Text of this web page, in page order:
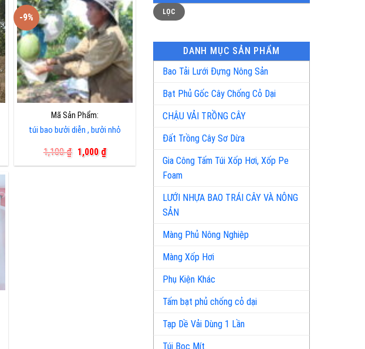
mới
nhất
-9%
Mã Sản Phẩm:
túi bao bưởi diễn , bưởi nhỏ
1,100₫ Giá
gốc
là:
1,000 ₫Giá
hiện
tại
Giá
thấp
nhất
Giá
cao
nhất
LỌC
DANH MỤC SẢN PHẨM
Bao Tải Lưới Đựng Nông Sản
Bạt Phủ Gốc Cây Chống Cỏ Dại
CHẬU VẢI TRỒNG CÂY
Đất Trồng Cây Sơ Dừa
Gia Công Tấm Túi Xốp Hơi, Xốp Pe
Foam
LƯỚI NHỰA BAO TRÁI CÂY VÀ NÔNG
SẢN
Màng Phủ Nông Nghiệp
Màng Xốp Hơi
Phụ Kiện Khác
Tấm bạt phủ chống cỏ dại
Tạp Dề Vải Dùng 1 Lần
Túi Bọc Mít